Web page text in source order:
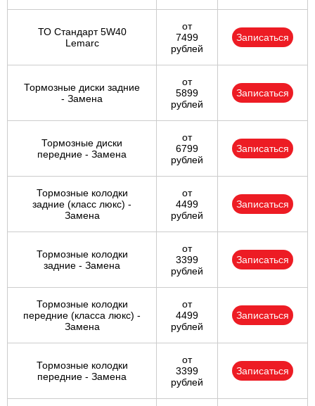
ТО Стандарт 5W40
Lemarc
от
7499
рублей
Записаться
Тормозные диски задние
- Замена
от
5899
рублей
Записаться
Тормозные диски
передние - Замена
от
6799
рублей
Записаться
Тормозные колодки
задние (класс люкс) -
Замена
от
4499
рублей
Записаться
Тормозные колодки
задние - Замена
от
3399
рублей
Записаться
Тормозные колодки
передние (класса люкс) -
Замена
от
4499
рублей
Записаться
Тормозные колодки
передние - Замена
от
3399
рублей
Записаться